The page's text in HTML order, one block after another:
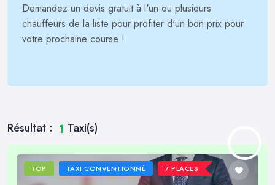
Demandez un devis gratuit à l'un ou plusieurs
chauffeurs de la liste pour profiter d'un bon prix pour
votre prochaine course !
Résultat : 1 Taxi(s)
TOP TAXI CONVENTIONNÉ 7 PLACES